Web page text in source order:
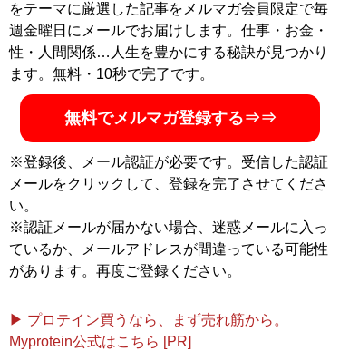
をテーマに厳選した記事をメルマガ会員限定で毎
週金曜日にメールでお届けします。仕事・お金・
性・人間関係…人生を豊かにする秘訣が見つかり
ます。無料・10秒で完了です。
無料でメルマガ登録する⇒⇒
※登録後、メール認証が必要です。受信した認証
メールをクリックして、登録を完了させてくださ
い。
※認証メールが届かない場合、迷惑メールに入っ
ているか、メールアドレスが間違っている可能性
があります。再度ご登録ください。
▶ プロテイン買うなら、まず売れ筋から。
Myprotein公式はこちら [PR]